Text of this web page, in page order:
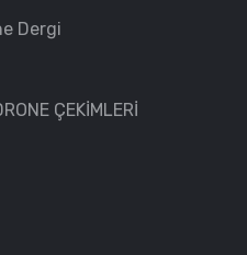
Dergi
ÇEKİMLERİ